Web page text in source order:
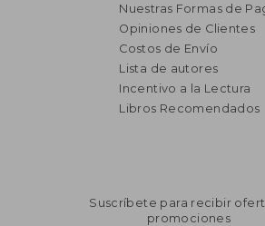
Nuestras Formas de
Opiniones de Clientes
Costos de Envío
Lista de autores
Incentivo a la Lectura
Libros Recomendados
Suscríbete para recibir
promociones